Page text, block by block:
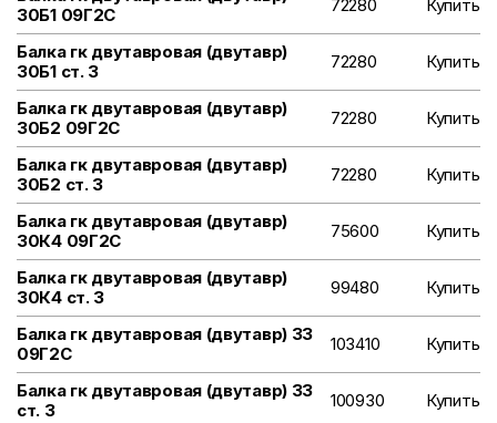
30Б1 09Г2С
72280 Купить
Балка гк двутавровая (двутавр)
30Б1 ст. 3
72280 Купить
Балка гк двутавровая (двутавр)
30Б2 09Г2С
72280 Купить
Балка гк двутавровая (двутавр)
30Б2 ст. 3
72280 Купить
Балка гк двутавровая (двутавр)
30К4 09Г2С
75600 Купить
Балка гк двутавровая (двутавр)
30К4 ст. 3
99480 Купить
Балка гк двутавровая (двутавр) 33
09Г2С
103410 Купить
Балка гк двутавровая (двутавр) 33
ст. 3
100930 Купить